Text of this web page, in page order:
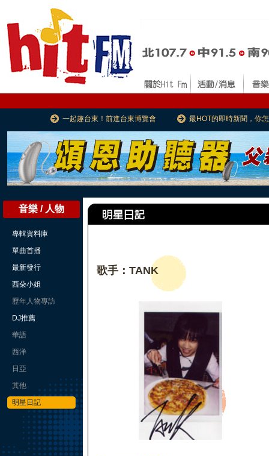
一起趣台東！前進台東博覽會 最HOT的即時新聞，你
音樂 / 人物
專輯資料庫
單曲首播
最新發行
西朵小姐
歷年人物專訪
DJ推薦
華語
西洋
日亞
其他
明星日記
歌手：TANK